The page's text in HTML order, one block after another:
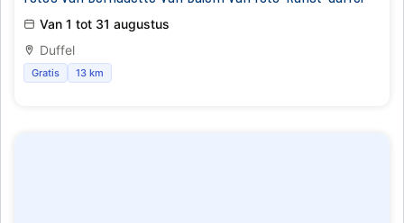
Van 1 tot 31 augustus
Duffel
Gratis 13 km